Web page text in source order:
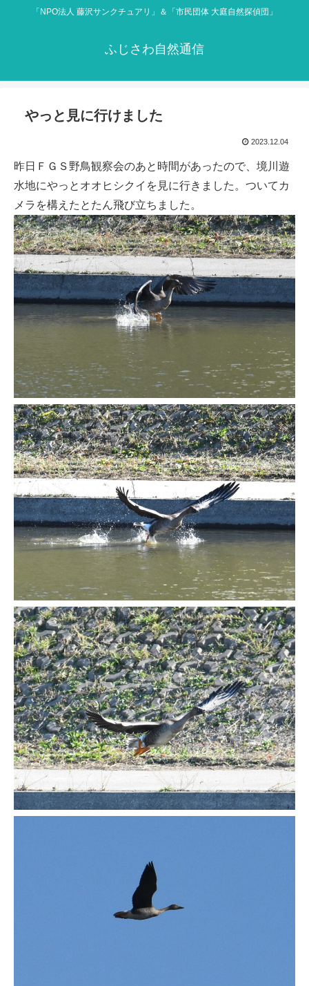
「NPO法人 藤沢サンクチュアリ」＆「市民団体 大庭自然探偵団」
ふじさわ自然通信
やっと見に行けました
2023.12.04
昨日ＦＧＳ野鳥観察会のあと時間があったので、境川遊
水地にやっとオオヒシクイを見に行きました。ついてカ
メラを構えたとたん飛び立ちました。